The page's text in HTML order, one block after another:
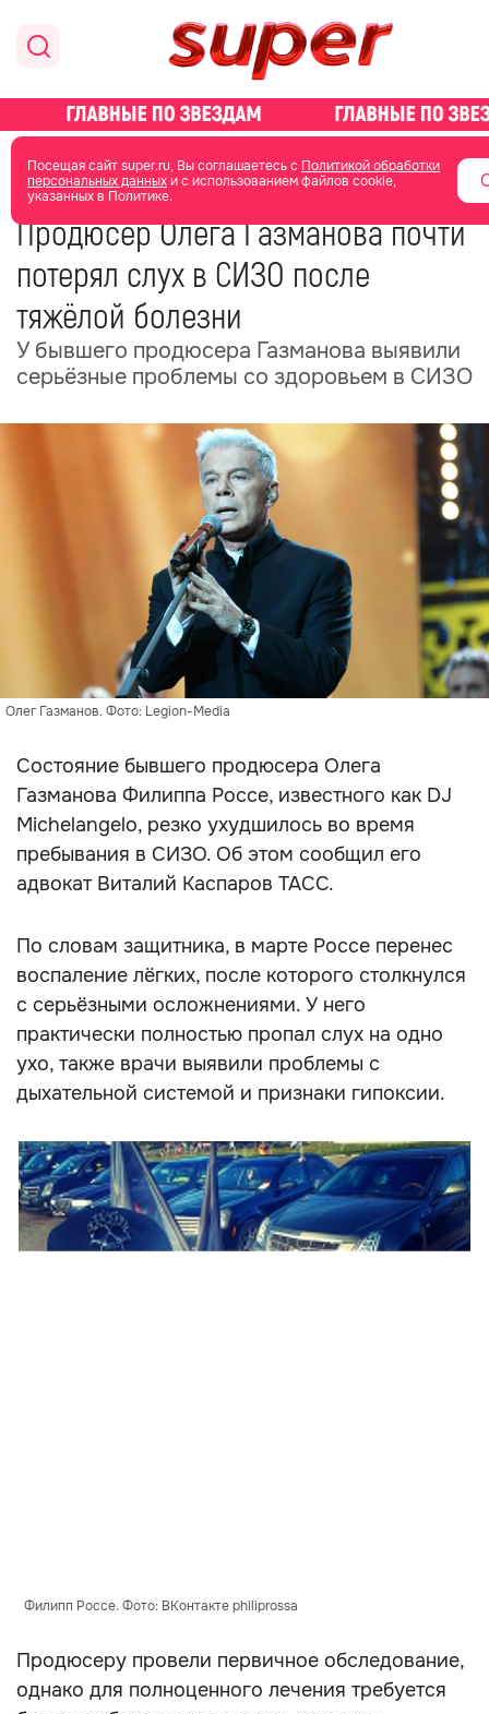
Посещая сайт super.ru, Вы соглашаетесь с Политикой обработки
персональных данныхи с использованием файлов cookie,
указанных в Политике.
главная общество
05 июня 06:39
Продюсер Олега Газманова почти
потерял слух в СИЗО после
тяжёлой болезни
У бывшего продюсера Газманова выявили
серьёзные проблемы со здоровьем в СИЗО
Олег Газманов. Фото: Legion-Media
Состояние бывшего продюсера Олега
Газманова Филиппа Россе, известного как DJ
Michelangelo, резко ухудшилось во время
пребывания в СИЗО. Об этом сообщил его
адвокат Виталий Каспаров ТАСС.
По словам защитника, в марте Россе перенес
воспаление лёгких, после которого столкнулся
с серьёзными осложнениями. У него
практически полностью пропал слух на одно
ухо, также врачи выявили проблемы с
дыхательной системой и признаки гипоксии.
Филипп Россе. Фото: ВКонтакте philiprossa
Продюсеру провели первичное обследование,
однако для полноценного лечения требуется